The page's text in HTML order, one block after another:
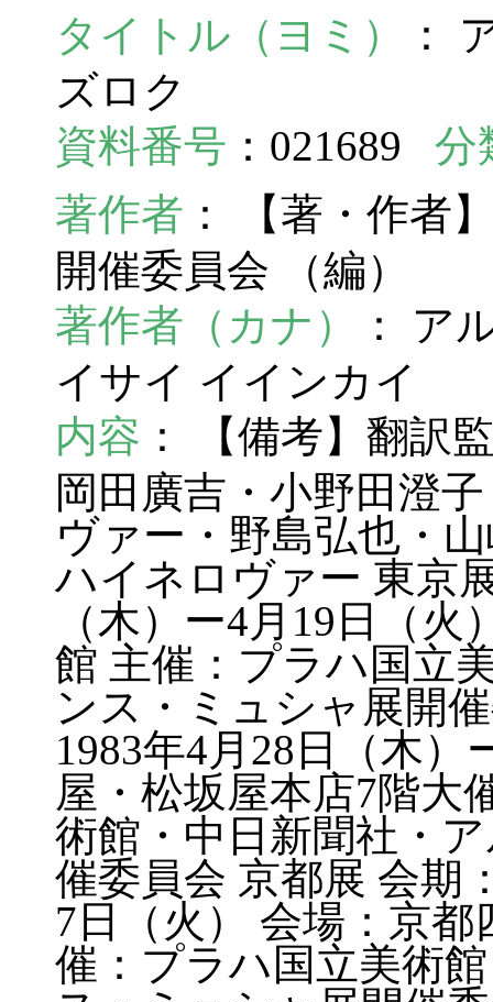
タイトル（ヨミ）
：
ズロク
資料番号 ：021689 分
著作者 ： 【著・作者
開催委員会 （編）
著作者（カナ）
： ア
イサイ イインカイ
内容 ： 【備考】翻訳
岡田廣吉・小野田澄
ヴァー・野島弘也・
ハイネロヴァー 東京
（木）ー4月19日（
館 主催：プラハ国立
ンス・ミュシャ展開
1983年4月28日（木）
屋・松坂屋本店7階大
術館・中日新聞社・
催委員会 京都展 会期
7日（火） 会場：京
催：プラハ国立美術